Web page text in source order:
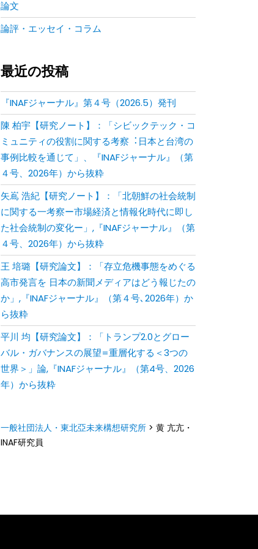
論文
論評・エッセイ・コラム
最近の投稿
『INAFジャーナル』第４号（2026.5）発刊
陳 柏宇【研究ノート】：「シビックテック・コ
ミュニティの役割に関する考察︓⽇本と台湾の
事例⽐較を通じて」、『INAFジャーナル』（第
４号、2026年）から抜粋
矢嶌 浩紀【研究ノート】：「北朝鮮の社会統制
に関する一考察ー市場経済と情報化時代に即し
た社会統制の変化ー」,『INAFジャーナル』（第
４号、2026年）から抜粋
王 培璐【研究論文】：「存⽴危機事態をめぐる
⾼市発⾔を ⽇本の新聞メディアはどう報じたの
か」,『INAFジャーナル』（第４号､2026年）か
ら抜粋
平川 均【研究論文】：「トランプ2.0とグロー
バル・ガバナンスの展望=重層化する＜3つの
世界＞」論,『INAFジャーナル』（第4号、2026
年）から抜粋
一般社団法人・東北亞未来構想研究所> 黄 亢亢・
INAF研究員